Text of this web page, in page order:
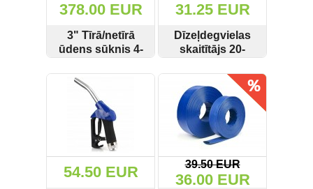
378.00 EUR
3" Tīrā/netīrā
ūdens sūknis 4-
Mar-Pol M30003
SKATĪT PIRKT
31.25 EUR
Dīzeļdegvielas
skaitītājs 20-
MARPOL M79952
SKATĪT PIRKT
54.50 EUR 39.50 EUR
36.00 EUR